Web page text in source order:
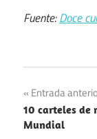
Fuente:Doce
de
Entrada
10 carteles de
Mundial